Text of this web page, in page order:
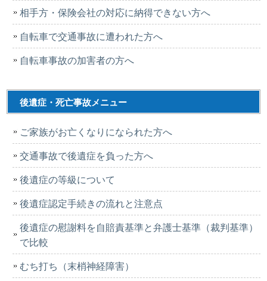
相手方・保険会社の対応に納得できない方へ
自転車で交通事故に遭われた方へ
自転車事故の加害者の方へ
後遺症・死亡事故メニュー
ご家族がお亡くなりになられた方へ
交通事故で後遺症を負った方へ
後遺症の等級について
後遺症認定手続きの流れと注意点
後遺症の慰謝料を自賠責基準と弁護士基準（裁判基準）
で比較
むち打ち（末梢神経障害）